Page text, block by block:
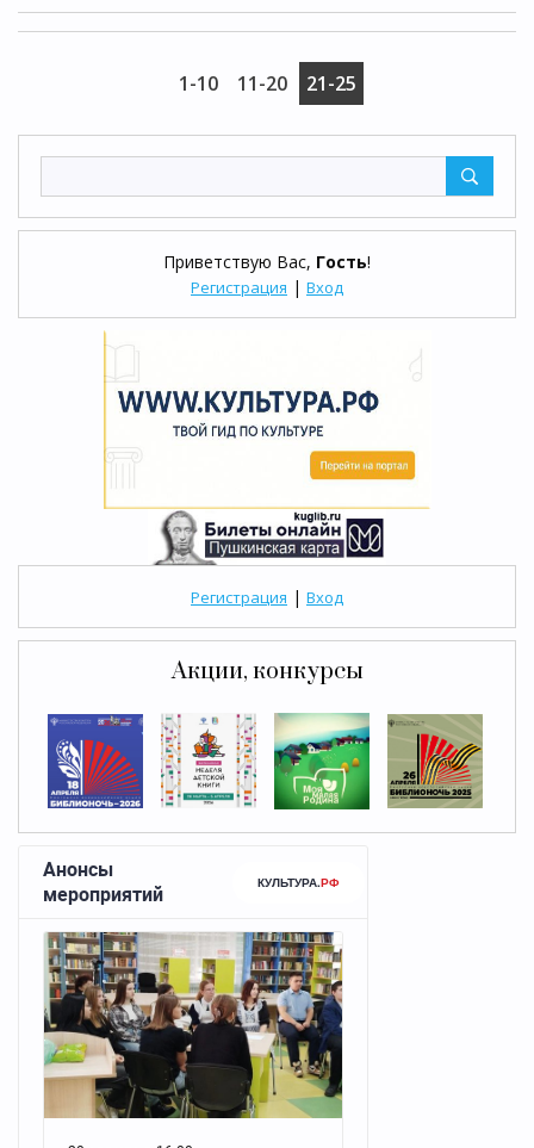
Приветствую Вас, Гость!
Регистрация | Вход
Регистрация | Вход
Акции, конкурсы
1-10 11-20 21-25